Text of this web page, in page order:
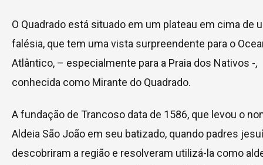
O Quadrado está situado em um plateau em cima de
falésia, que tem uma vista surpreendente para o
Atlântico, – especialmente para a Praia dos Nativos -,
conhecida como Mirante do Quadrado.
A fundação de Trancoso data de 1586, que levou o
Aldeia São João em seu batizado, quando padres
descobriram a região e resolveram utilizá-la como